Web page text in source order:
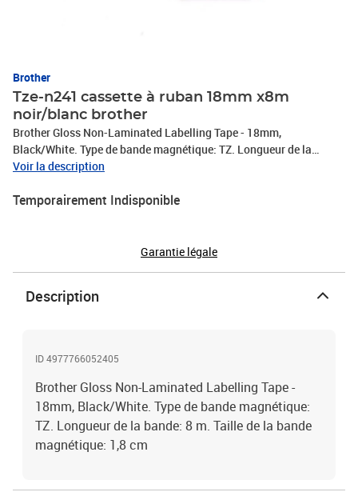
Brother
Tze-n241 cassette à ruban 18mm x8m
noir/blanc brother
Brother Gloss Non-Laminated Labelling Tape - 18mm,
Black/White. Type de bande magnétique: TZ. Longueur de la
bande: 8 m. Taille de la bande magnétique: 1,8 cm
Voir la description
Temporairement Indisponible
Garantie légale
Description
ID 4977766052405
Brother Gloss Non-Laminated Labelling Tape -
18mm, Black/White. Type de bande magnétique:
TZ. Longueur de la bande: 8 m. Taille de la bande
magnétique: 1,8 cm